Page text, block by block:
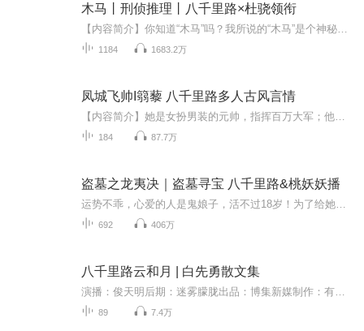
木马丨刑侦推理丨八千里路×杜骁领衔
1184 1683.2万
凤城飞帅I篛藜 八千里路多人古风言情
184 87.7万
盗墓之龙夷决｜盗墓寻宝 八千里路&桃妖妖播
692 406万
八千里路云和月 | 白先勇散文集
89 7.4万